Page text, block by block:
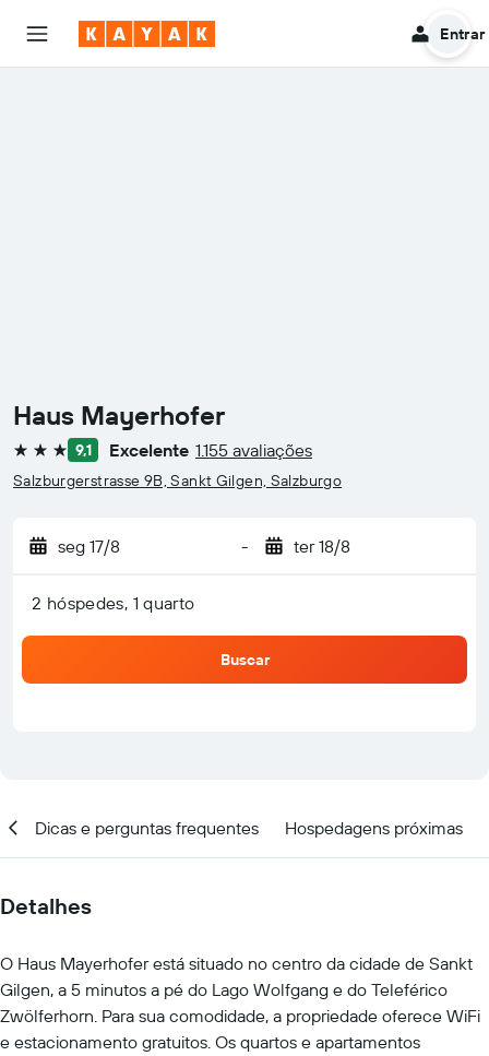
Entrar
Haus Mayerhofer
3 estrelas9,1 Excelente 1.155 avaliações
Salzburgerstrasse 9B, Sankt Gilgen, Salzburgo
seg 17/8 - ter 18/8
2 hóspedes, 1 quarto
Buscar
Dicas e perguntas frequentes Hospedagens próximas
Detalhes
O Haus Mayerhofer está situado no centro da cidade de Sankt
Gilgen, a 5 minutos a pé do Lago Wolfgang e do Teleférico
Zwölferhorn. Para sua comodidade, a propriedade oferece WiFi
e estacionamento gratuitos. Os quartos e apartamentos